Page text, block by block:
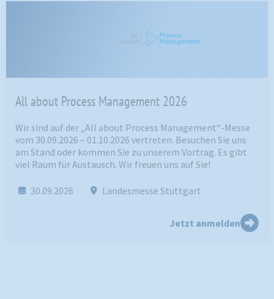
All about Process Management 2026
Wir sind auf der „All about Process Management“-Messe
vom 30.09.2026 – 01.10.2026 vertreten. Besuchen Sie uns
am Stand oder kommen Sie zu unserem Vortrag. Es gibt
viel Raum für Austausch. Wir freuen uns auf Sie!
30.09.2026 Landesmesse Stuttgart
Jetzt anmelden